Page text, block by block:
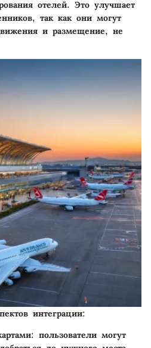
отелей. Это улучшает
так как они могут
и размещение, не
интеграции:
: пользователи могут